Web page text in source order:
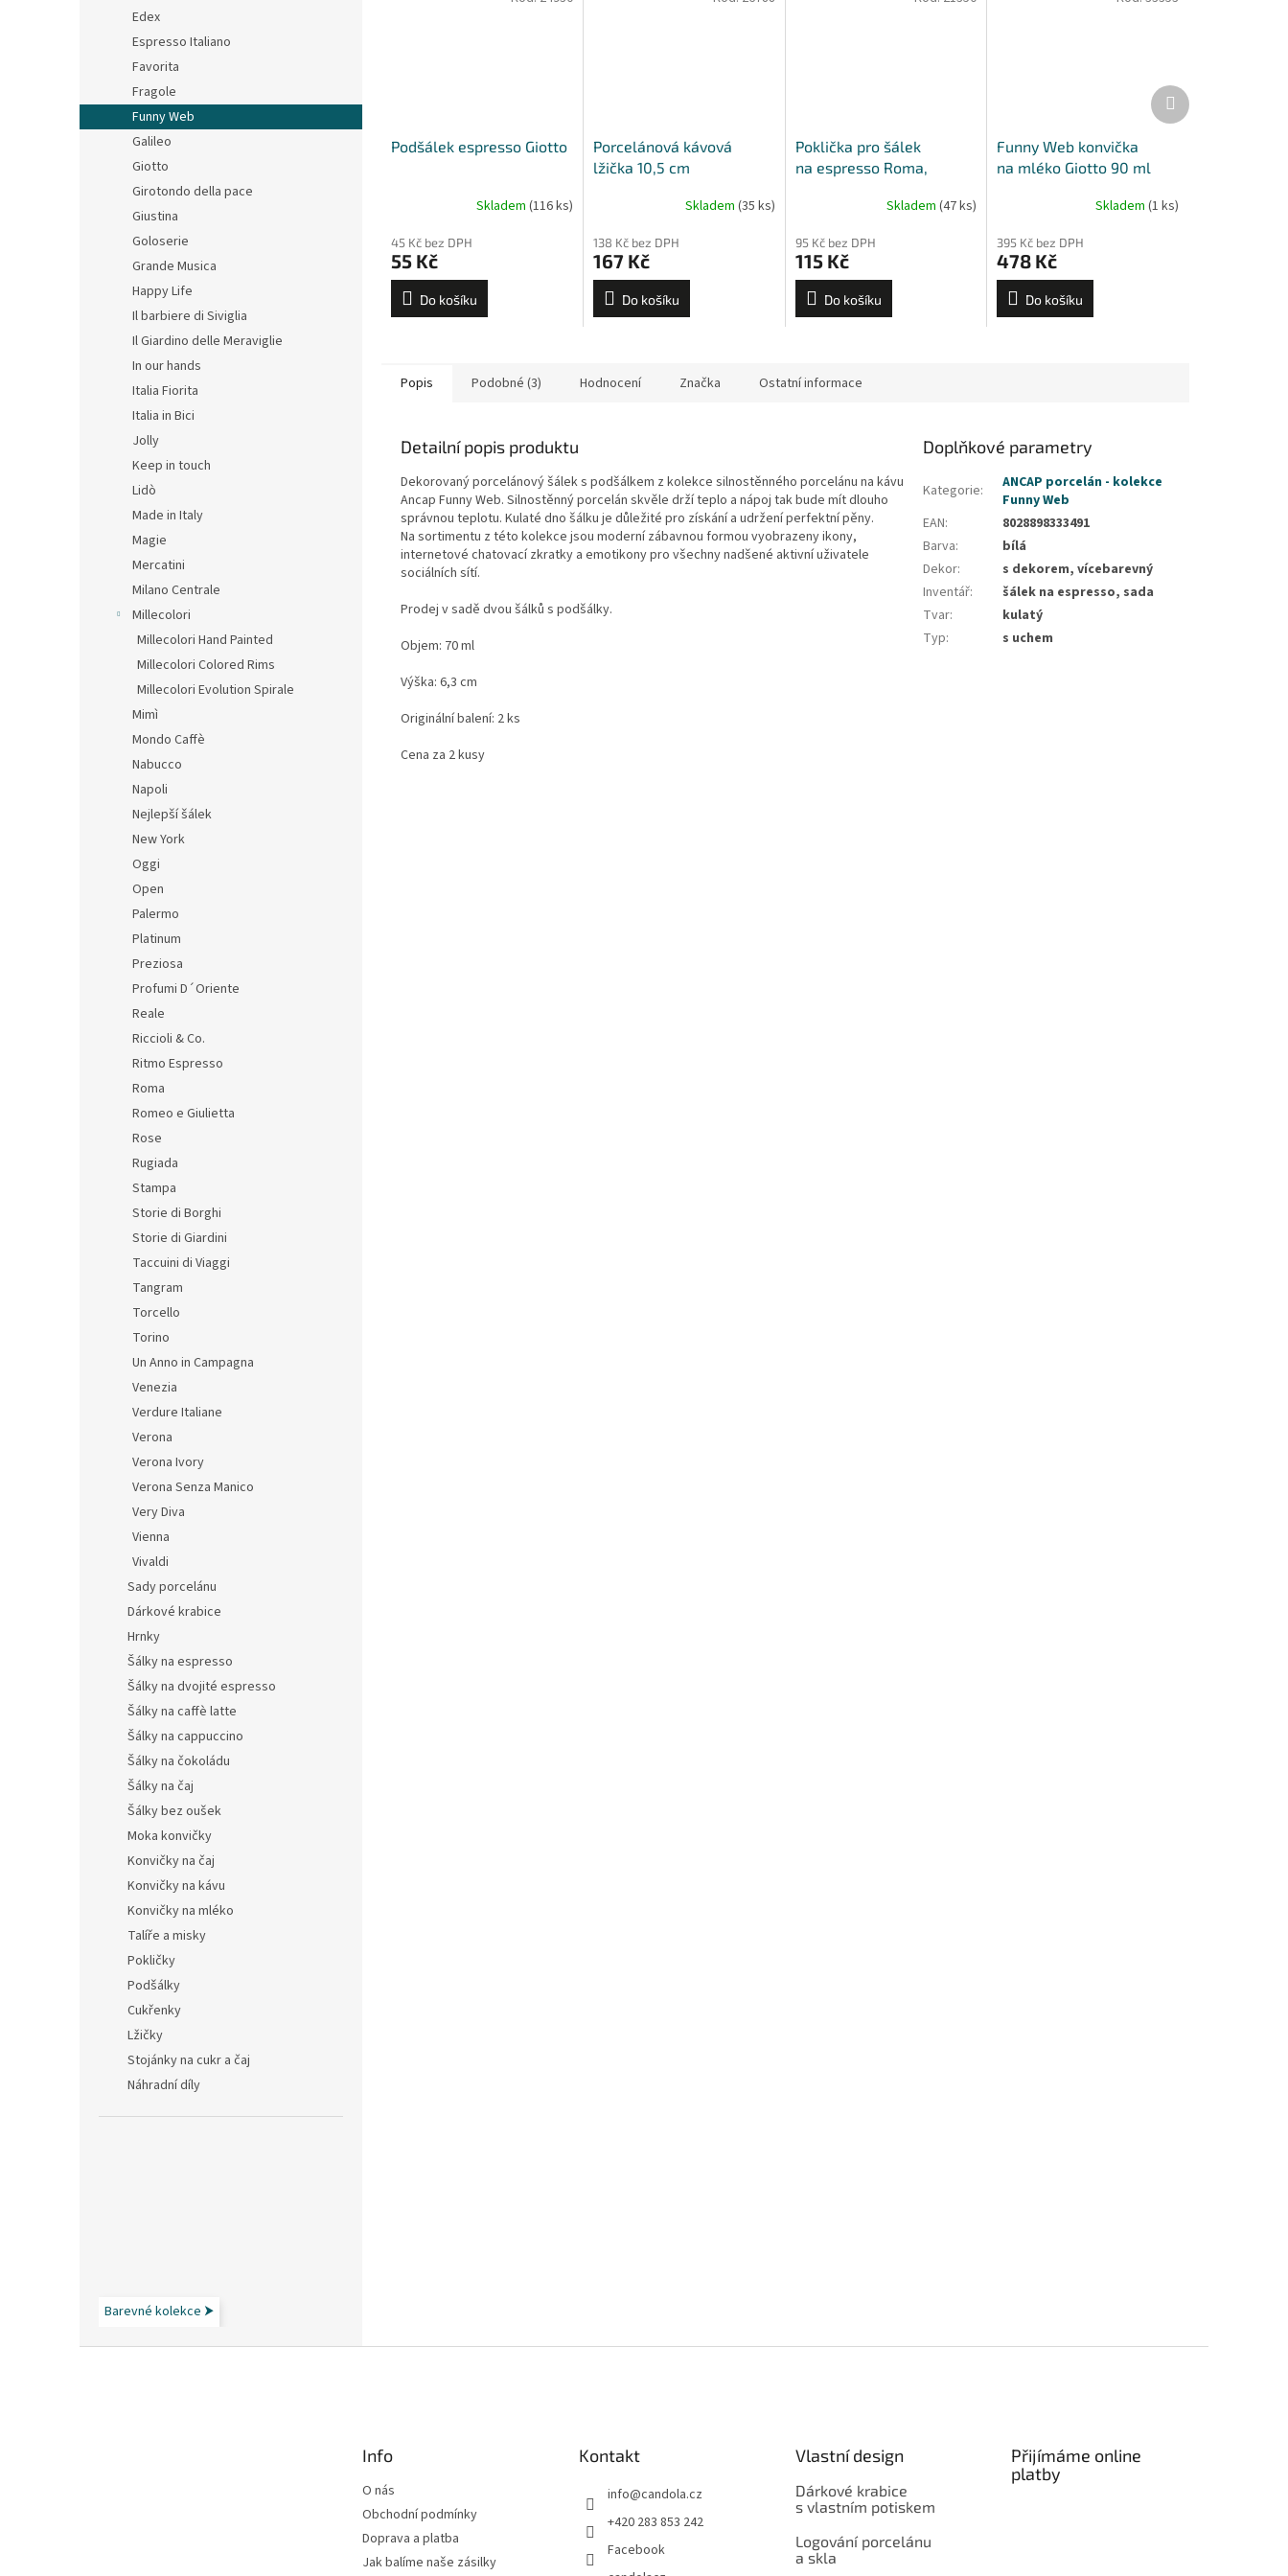
Edex
Espresso Italiano
Favorita
Fragole
Funny Web
Galileo
Giotto
Girotondo della pace
Giustina
Goloserie
Grande Musica
Happy Life
Il barbiere di Siviglia
Il Giardino delle Meraviglie
In our hands
Italia Fiorita
Italia in Bici
Jolly
Keep in touch
Lidò
Made in Italy
Magie
Mercatini
Milano Centrale
Millecolori
Millecolori Hand Painted
Millecolori Colored Rims
Millecolori Evolution Spirale
Mimì
Mondo Caffè
Nabucco
Napoli
Nejlepší šálek
New York
Oggi
Open
Palermo
Platinum
Preziosa
Profumi D´Oriente
Reale
Riccioli & Co.
Ritmo Espresso
Roma
Romeo e Giulietta
Rose
Rugiada
Stampa
Storie di Borghi
Storie di Giardini
Taccuini di Viaggi
Tangram
Torcello
Torino
Un Anno in Campagna
Venezia
Verdure Italiane
Verona
Verona Ivory
Verona Senza Manico
Very Diva
Vienna
Vivaldi
Sady porcelánu
Dárkové krabice
Hrnky
Šálky na espresso
Šálky na dvojité espresso
Šálky na caffè latte
Šálky na cappuccino
Šálky na čokoládu
Šálky na čaj
Šálky bez oušek
Moka konvičky
Konvičky na čaj
Konvičky na kávu
Konvičky na mléko
Talíře a misky
Pokličky
Podšálky
Cukřenky
Lžičky
Stojánky na cukr a čaj
Náhradní díly
Barevné kolekce ⮞
Podšálek espresso Giotto
Skladem (116 ks)
45 Kč bez DPH
55 Kč
Do košíku
Porcelánová kávová
lžička 10,5 cm
Skladem (35 ks)
138 Kč bez DPH
167 Kč
Do košíku
Poklička pro šálek
na espresso Roma,
Skladem(47 ks)
95 Kč bez DPH
115 Kč
Do košíku
Funny Web konvička
na mléko Giotto 90 ml
Skladem (1 ks)
395 Kč bez DPH
478 Kč
Do košíku
Další
produkt
Popis Podobné (3) Hodnocení Značka Ostatní informace
Detailní popis produktu
Dekorovaný porcelánový šálek s podšálkem z kolekce silnostěnného porcelánu na kávu
Ancap Funny Web. Silnostěnný porcelán skvěle drží teplo a nápoj tak bude mít dlouho
správnou teplotu. Kulaté dno šálku je důležité pro získání a udržení perfektní pěny.
Na sortimentu z této kolekce jsou moderní zábavnou formou vyobrazeny ikony,
internetové chatovací zkratky a emotikony pro všechny nadšené aktivní uživatele
sociálních sítí.
Prodej v sadě dvou šálků s podšálky.
Objem: 70 ml
Výška: 6,3 cm
Originální balení: 2 ks
Cena za 2 kusy
Doplňkové parametry
Kategorie:
ANCAP porcelán - kolekce
Funny Web
EAN:
8028898333491
Barva:
bílá
Dekor:
s dekorem, vícebarevný
Inventář:
šálek na espresso, sada
Tvar:
kulatý
Typ: s uchem
Info
O nás
Obchodní podmínky
Doprava a platba
Jak balíme naše zásilky
Kontakt
info@candola.cz
+420 283 853 242
Facebook
Vlastní design
Dárkové krabice
s vlastním potiskem
Logování porcelánu
a skla
Přijímáme online
platby